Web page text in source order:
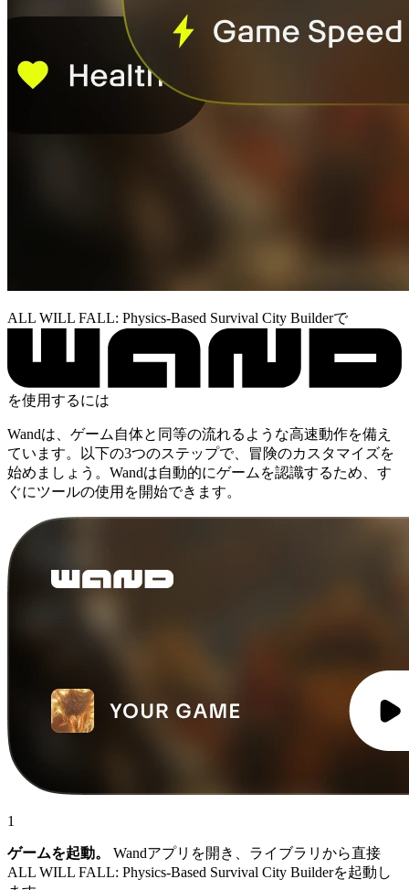
ALL WILL FALL: Physics-Based Survival City Builderで
を使用するには
Wandは、ゲーム自体と同等の流れるような高速動作を備え
ています。以下の3つのステップで、冒険のカスタマイズを
始めましょう。Wandは自動的にゲームを認識するため、す
ぐにツールの使用を開始できます。
1
ゲームを起動。
Wandアプリを開き、ライブラリから直接
ALL WILL FALL: Physics-Based Survival City Builderを起動し